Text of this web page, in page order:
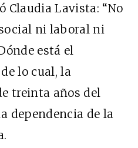
Claudia Lavista: “No
ni laboral ni
está el
lo cual, la
treinta años del
dependencia de la